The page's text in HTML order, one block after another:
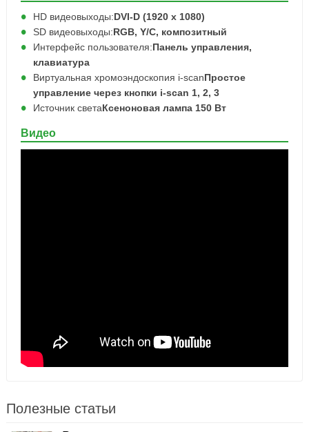
HD видеовыходы:DVI-D (1920 x 1080)
SD видеовыходы:RGB, Y/C, композитный
Интерфейс пользователя:Панель управления,
клавиатура
Виртуальная хромоэндоскопия i-scanПростое
управление через кнопки i-scan 1, 2, 3
Источник светаКсеноновая лампа 150 Вт
Видео
Полезные статьи